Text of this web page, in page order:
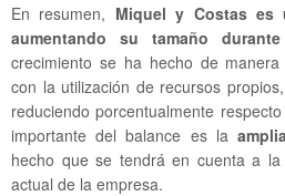
En resumen, Miquel y Costas es
aumentando su tamaño
crecimiento se ha hecho de
con la utilización de recursos
reduciendo porcentualmente
importante del balance es la
hecho que se tendrá en cuenta a
actual de la empresa.